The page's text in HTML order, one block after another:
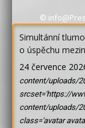
©
Simultánní
o úspěchu
24 července
content/uploads/
srcset='https://
content/uploads/
class='avatar